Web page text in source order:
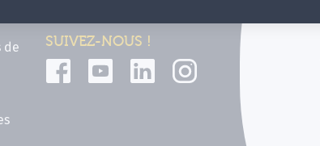
de
SUIVEZ-NOUS !